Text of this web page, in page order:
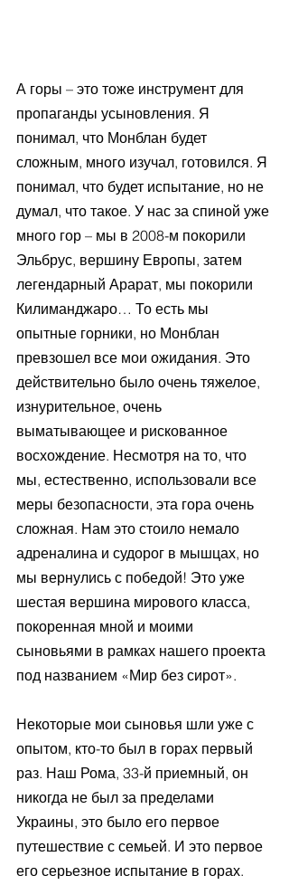
А горы – это тоже инструмент для
пропаганды усыновления. Я
понимал, что Монблан будет
сложным, много изучал, готовился. Я
понимал, что будет испытание, но не
думал, что такое. У нас за спиной уже
много гор – мы в 2008-м покорили
Эльбрус, вершину Европы, затем
легендарный Арарат, мы покорили
Килиманджаро… То есть мы
опытные горники, но Монблан
превзошел все мои ожидания. Это
действительно было очень тяжелое,
изнурительное, очень
выматывающее и рискованное
восхождение. Несмотря на то, что
мы, естественно, использовали все
меры безопасности, эта гора очень
сложная. Нам это стоило немало
адреналина и судорог в мышцах, но
мы вернулись с победой! Это уже
шестая вершина мирового класса,
покоренная мной и моими
сыновьями в рамках нашего проекта
под названием «Мир без сирот».
Некоторые мои сыновья шли уже с
опытом, кто-то был в горах первый
раз. Наш Рома, 33-й приемный, он
никогда не был за пределами
Украины, это было его первое
путешествие с семьей. И это первое
его серьезное испытание в горах.